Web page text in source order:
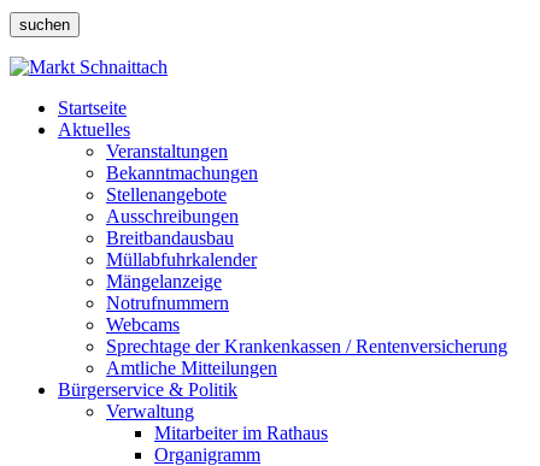
suchen
Startseite
Aktuelles
Veranstaltungen
Bekanntmachungen
Stellenangebote
Ausschreibungen
Breitbandausbau
Müllabfuhrkalender
Mängelanzeige
Notrufnummern
Webcams
Sprechtage der Krankenkassen / Rentenversicherung
Amtliche Mitteilungen
Bürgerservice & Politik
Verwaltung
Mitarbeiter im Rathaus
Organigramm